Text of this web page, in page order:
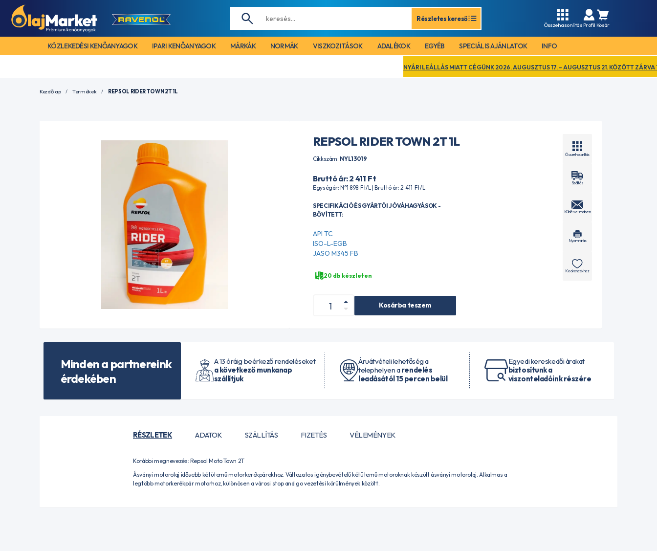
Részletes kereső
Összehasonlítás Profil Kosár
KÖZLEKEDÉSI KENŐANYAGOK IPARI KENŐANYAGOK MÁRKÁK NORMÁK VISZKOZITÁSOK ADALÉKOK EGYÉB SPECIÁLIS AJÁNLATOK INFO
NYÁRI LEÁLLÁS MIATT CÉGÜNK 2026. AUGUSZTUS 17. – AUGUSZTUS 21. KÖZÖTT ZÁRVA TART. EZ
Kezdőlap Termékek REPSOL RIDER TOWN 2T 1L
REPSOL RIDER TOWN 2T 1L
Cikkszám: NYL13019
Bruttó ár: 2 411 Ft
Egységár: N°1 898 Ft/L | Bruttó ár: 2 411 Ft/L
SPECIFIKÁCIÓ ÉS GYÁRTÓI JÓVÁHAGYÁSOK -
BŐVÍTETT:
API TC
ISO-L-EGB
JASO M345 FB
20 db készleten
Kosárba teszem
Összehasonlítás
Szállítás
Küldés e-mailben
Nyomtatás
Kedvencekhez
Minden a partnereink
érdekében
A 13 óráig beérkező rendeléseket
a következő munkanap
szállítjuk
Áruátvételi lehetőség a
telephelyen arendelés
leadásától 15 percen belül
Egyedi kereskedői árakat
biztosítunk a
viszonteladóink részére
RÉSZLETEK ADATOK SZÁLLÍTÁS FIZETÉS VÉLEMÉNYEK
Korábbi megnevezés: Repsol Moto Town 2T
Ásványi motorolaj idősebb kétütemű motorkerékpárokhoz. Változatos igénybevételű kétütemű motoroknak készült ásványi motorolaj. Alkalmas a
legtöbb motorkerékpár motorhoz, különösen a városi stop and go vezetési körülmények között.